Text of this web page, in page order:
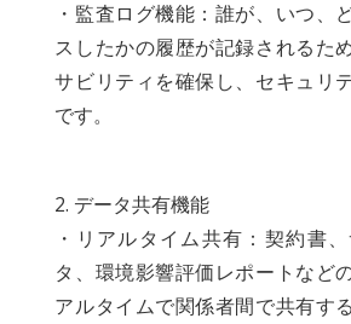
・監査ログ機能：誰が、いつ、
スしたかの履歴が記録されるた
サビリティを確保し、セキュリ
です。
2. データ共有機能
・リアルタイム共有：契約書
タ、環境影響評価レポートなど
アルタイムで関係者間で共有す